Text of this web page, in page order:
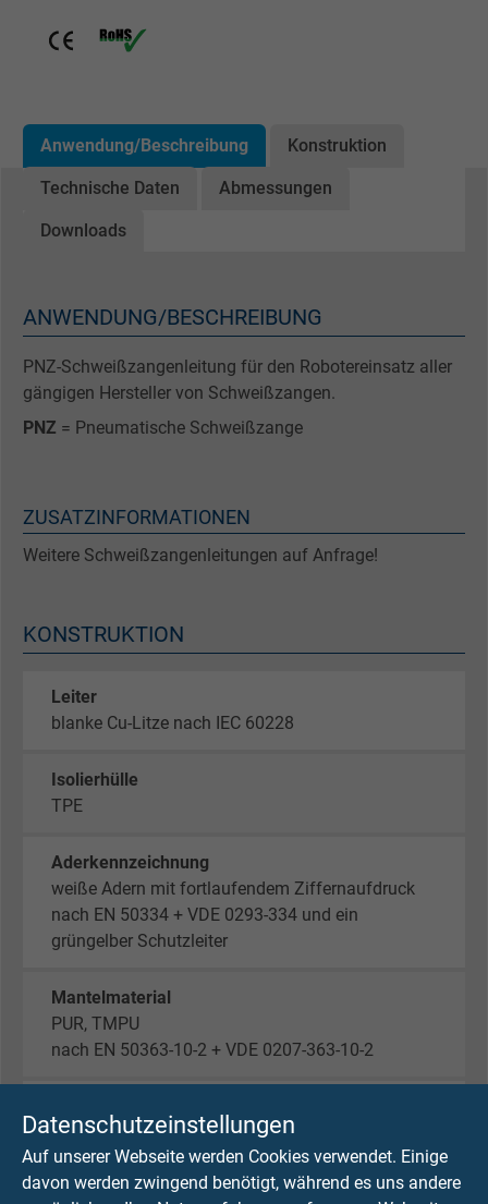
Datenschutzeinstellungen
Auf unserer Webseite werden Cookies verwendet. Einige
davon werden zwingend benötigt, während es uns andere
Anwendung/Beschreibung Konstruktion
Technische Daten Abmessungen
Downloads
ANWENDUNG/BESCHREIBUNG
PNZ-Schweißzangenleitung für den Robotereinsatz aller
gängigen Hersteller von Schweißzangen.
PNZ = Pneumatische Schweißzange
ZUSATZINFORMATIONEN
Weitere Schweißzangenleitungen auf Anfrage!
KONSTRUKTION
Leiter
blanke Cu-Litze nach IEC 60228
Isolierhülle
TPE
Aderkennzeichnung
weiße Adern mit fortlaufendem Ziffernaufdruck
nach EN 50334 + VDE 0293-334 und ein
grüngelber Schutzleiter
Mantelmaterial
PUR, TMPU
nach EN 50363-10-2 + VDE 0207-363-10-2
himmelblau (RAL 5015)